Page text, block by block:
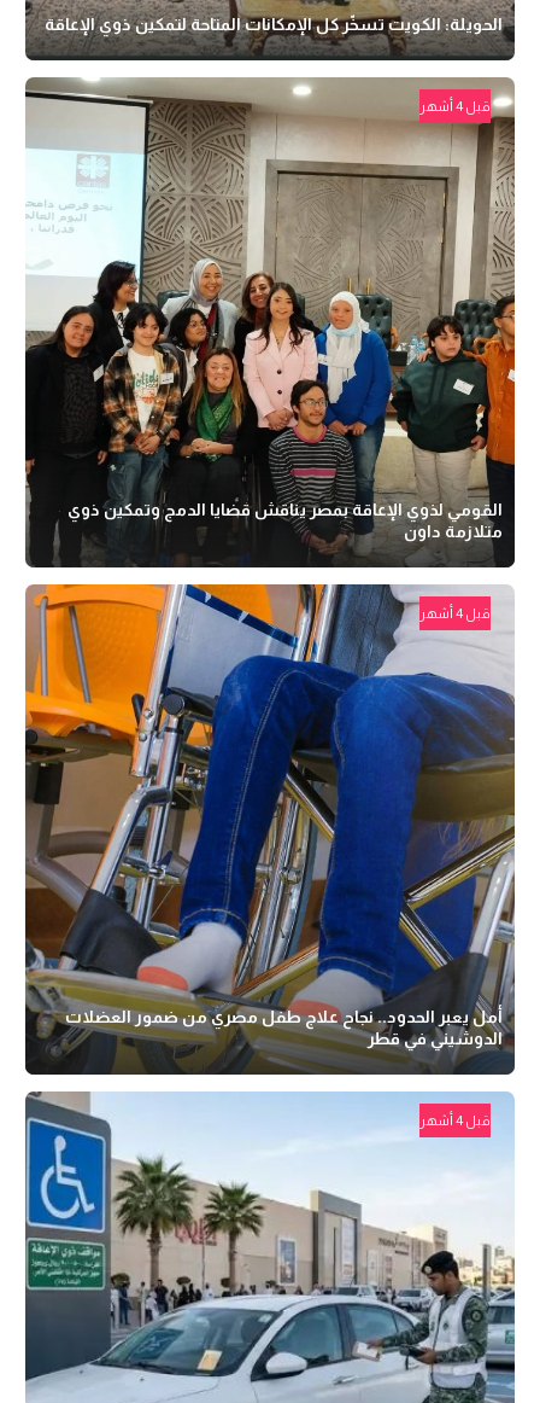
الحويلة: الكويت تسخّر كل الإمكانات المتاحة لتمكين ذوي الإعاقة
قبل 4 أشهر
القومي لذوي الإعاقة بمصر يناقش قضايا الدمج وتمكين ذوي
متلازمة داون
قبل 4 أشهر
أمل يعبر الحدود.. نجاح علاج طفل مصري من ضمور العضلات
الدوشيني في قطر
قبل 4 أشهر